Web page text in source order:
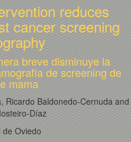
reduces
cancer screening
breve disminuye la
de screening de
mama
Ricardo Baldonedo-Cernuda and
Díaz
de Oviedo